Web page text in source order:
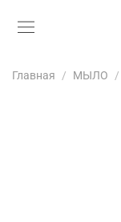
Главная МЫЛО